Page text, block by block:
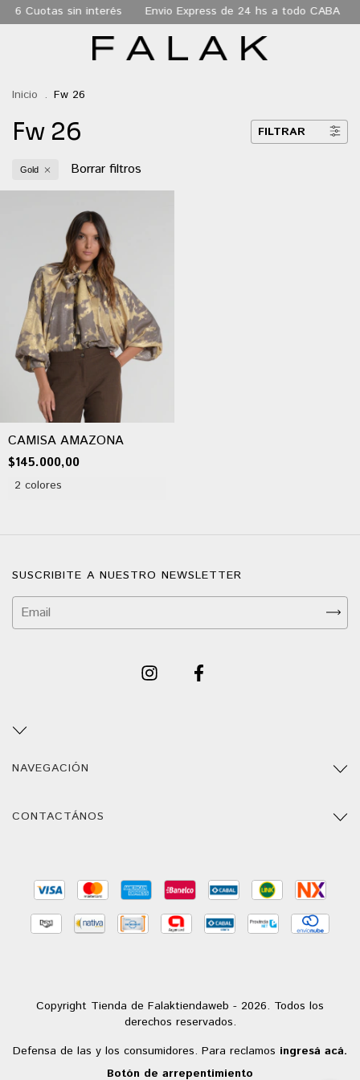
6 Cuotas sin interés Envio Express de 24 hs a todo CABA
Inicio . Fw 26
Fw 26 FILTRAR
Gold Borrar filtros
CAMISA AMAZONA
$145.000,00
2 colores
SUSCRIBITE A NUESTRO NEWSLETTER
NAVEGACIÓN
CONTACTÁNOS
Copyright Tienda de Falaktiendaweb - 2026. Todos los
derechos reservados.
Defensa de las y los consumidores. Para reclamos ingresá acá.
Botón de arrepentimiento